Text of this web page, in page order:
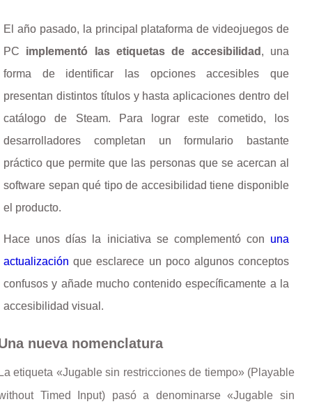
El año pasado, la principal plataforma de videojuegos de
PC implementó las etiquetas de accesibilidad , una
forma de identificar las opciones accesibles que
presentan distintos títulos y hasta aplicaciones dentro del
catálogo de Steam. Para lograr este cometido, los
desarrolladores completan un formulario bastante
práctico que permite que las personas que se acercan al
software sepan qué tipo de accesibilidad tiene disponible
el producto.
Hace unos días la iniciativa se complementó con una
actualización que esclarece un poco algunos conceptos
confusos y añade mucho contenido específicamente a la
accesibilidad visual.
nueva nomenclatura
etiqueta «Jugable sin restricciones de tiempo» (Playable
Timed Input) pasó a denominarse «Jugable sin